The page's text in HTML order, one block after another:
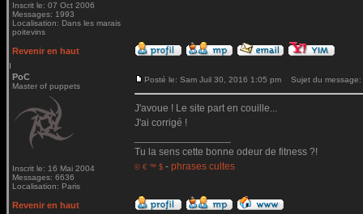
Inscrit le: 07 Oct 2006
Messages: 1993
Localisation: Dans les marais
poitevins
Revenir en haut
PoC
Master of puppets
Inscrit le: 16 Mai 2004
Messages: 6636
Localisation: Paris
Posté le: Sam Juil 30, 2016 1:05 pm Sujet du message:
J'avoue ! Le site part en couille...
J'ai corrigé !
Tu la sens cette bonne odeur de fitness ?!
© € ™ $ - phrases cultes
Revenir en haut